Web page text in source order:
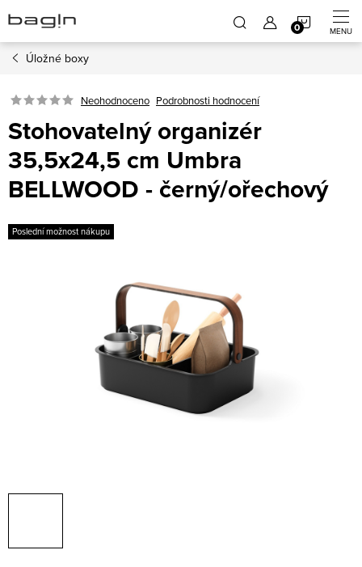
na
obsah
Úložné boxy
Neohodnoceno Podrobnosti hodnocení
Stohovatelný organizér
35,5x24,5 cm Umbra
BELLWOOD - černý/ořechový
Poslední možnost nákupu